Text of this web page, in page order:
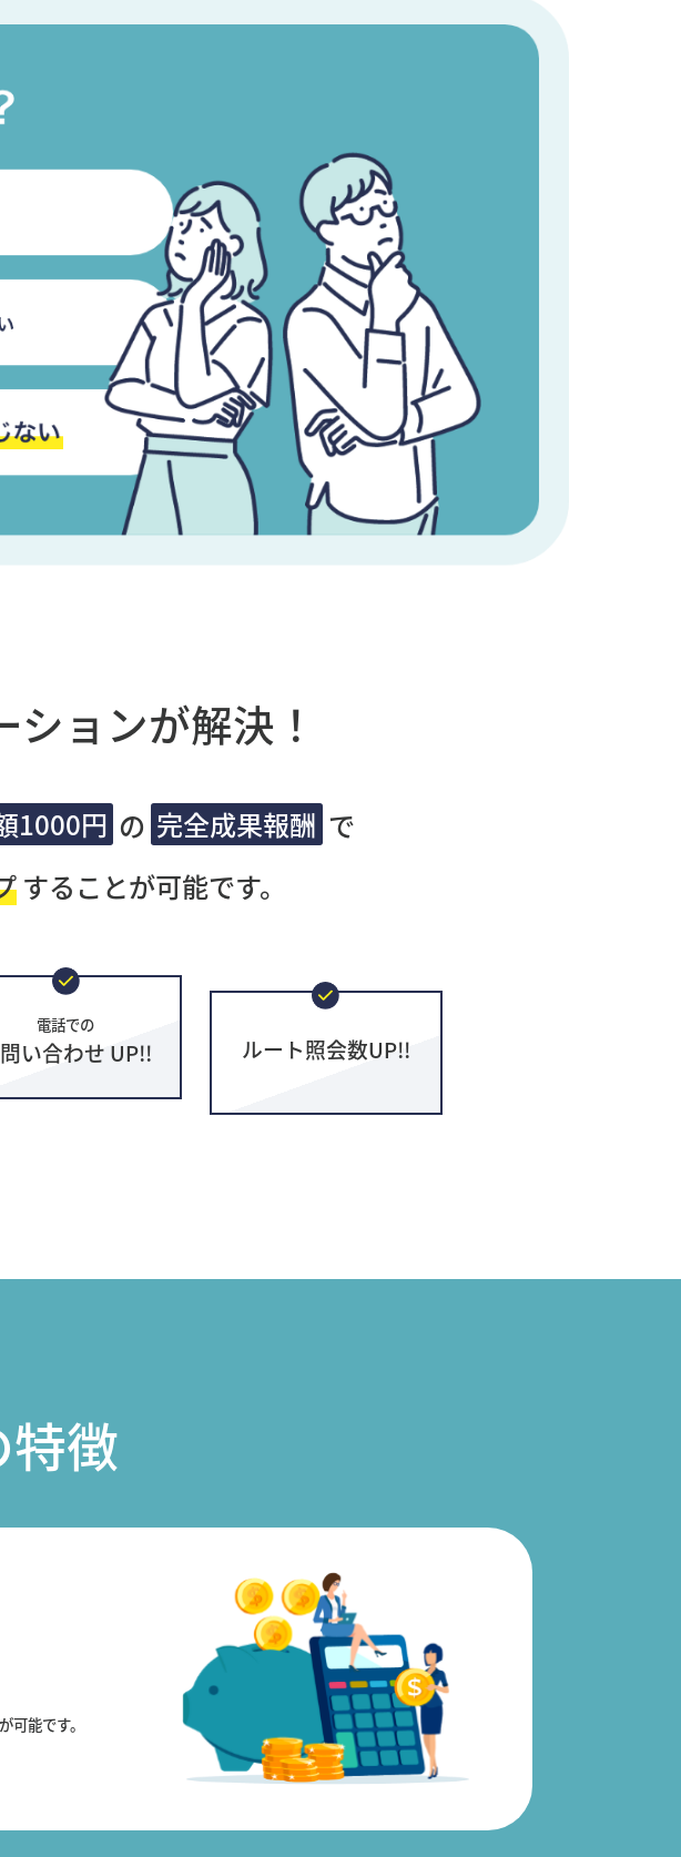
ションが解決！
1000円 の 完全成果報酬 で
することが可能です。
電話での
い合わせ UP!! ルート照会数UP!!
徴
能です。